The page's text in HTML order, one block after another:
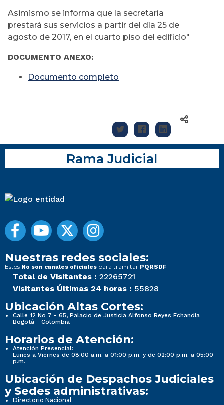
Asimismo se informa que la secretaría
prestará sus servicios a partir del día 25 de
agosto de 2017, en el cuarto piso del edificio"
DOCUMENTO ANEXO:
Documento completo
Rama Judicial
Nuestras redes sociales:
Estos No son canales oficiales para tramitar PQRSDF
Total de Visitantes : 22265721
Visitantes Últimas 24 horas : 55828
Ubicación Altas Cortes:
Calle 12 No 7 - 65, Palacio de Justicia Alfonso Reyes Echandía
Bogotá - Colombia
Horarios de Atención:
Atención Presencial:
Lunes a Viernes de 08:00 a.m. a 01:00 p.m. y de 02:00 p.m. a 05:00
p.m.
Ubicación de Despachos Judiciales
y Sedes administrativas:
Directorio Nacional